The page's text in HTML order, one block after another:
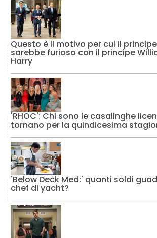
Questo è il motivo per cui il
sarebbe furioso con il principe
Harry
'RHOC': Chi sono le casalinghe
tornano per la quindicesima
'Below Deck Med:' quanti soldi
chef di yacht?